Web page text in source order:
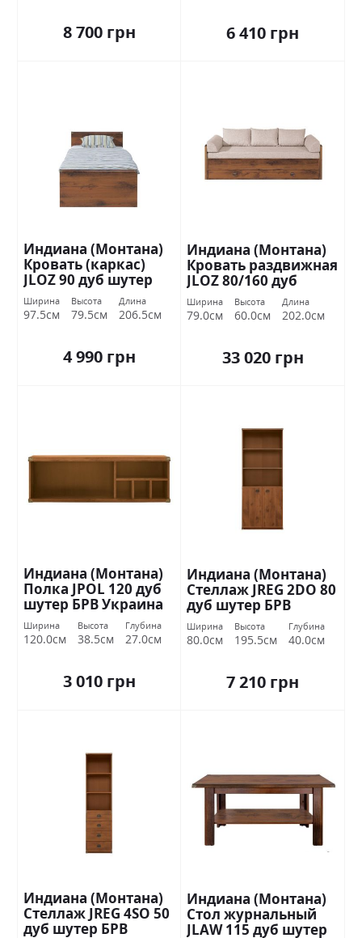
8 700 грн 6 410 грн
Индиана (Монтана)
Кровать (каркас)
JLOZ 90 дуб шутер
БРВ Украина
Ширина
97.5см
Высота
79.5см
Длина
206.5см
4 990 грн
Индиана (Монтана)
Кровать раздвижная
JLOZ 80/160 дуб
шутер БРВ Украина
Ширина
79.0см
Высота
60.0см
Длина
202.0см
33 020 грн
Индиана (Монтана)
Полка JPOL 120 дуб
шутер БРВ Украина
Ширина
120.0см
Высота
38.5см
Глубина
27.0см
3 010 грн
Индиана (Монтана)
Стеллаж JREG 2DO 80
дуб шутер БРВ
Украина
Ширина
80.0см
Высота
195.5см
Глубина
40.0см
7 210 грн
Индиана (Монтана)
Стеллаж JREG 4SO 50
дуб шутер БРВ
Индиана (Монтана)
Стол журнальный
JLAW 115 дуб шутер